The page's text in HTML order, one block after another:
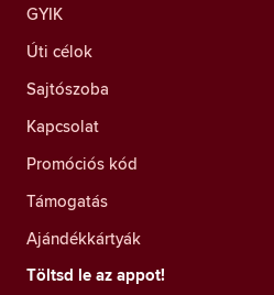
GYIK
Úti célok
Sajtószoba
Kapcsolat
Promóciós kód
Támogatás
Ajándékkártyák
Töltsd le az appot!